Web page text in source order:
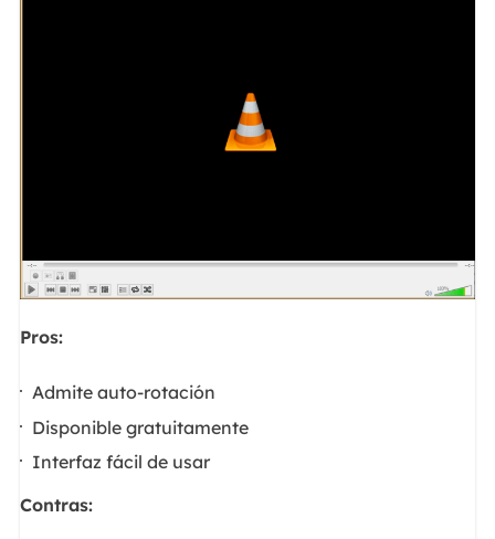
Pros:
Admite auto-rotación
Disponible gratuitamente
Interfaz fácil de usar
Contras: